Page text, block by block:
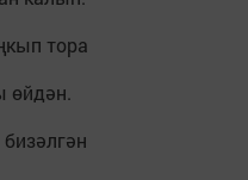
тора
өйдән.